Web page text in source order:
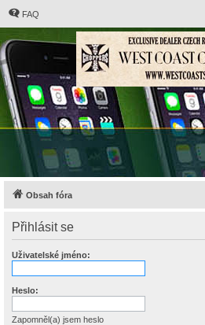
FAQ
Obsah fóra
Přihlásit se
Uživatelské jméno:
Heslo:
Zapomněl(a) jsem heslo